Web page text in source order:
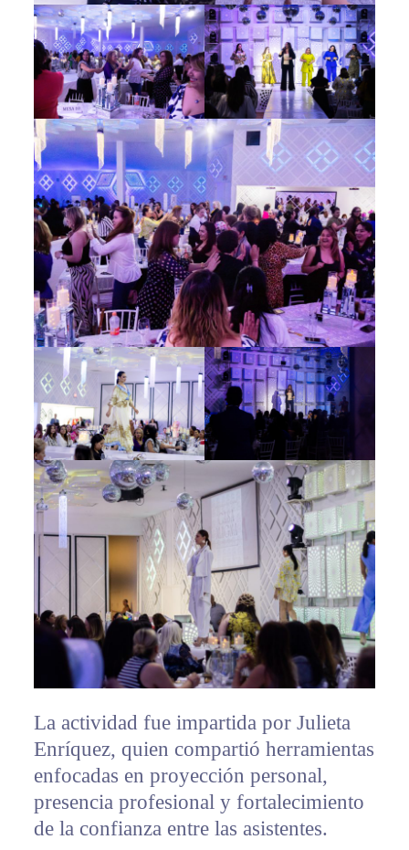
La actividad fue impartida por Julieta
Enríquez, quien compartió herramientas
enfocadas en proyección personal,
presencia profesional y fortalecimiento
de la confianza entre las asistentes.